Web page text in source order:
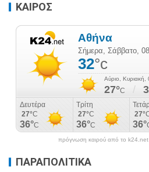
ΚΑΙΡΟΣ
πρόγνωση καιρού από το k24.net
ΠΑΡΑΠΟΛΙΤΙΚΑ